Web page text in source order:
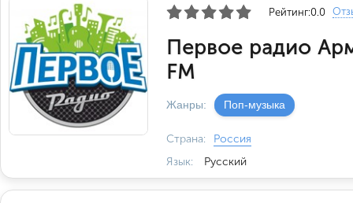
Рейтинг:0.0
Первое радио
FM
Жанры: Поп-музыка
Страна:
Россия
Язык:
Русский